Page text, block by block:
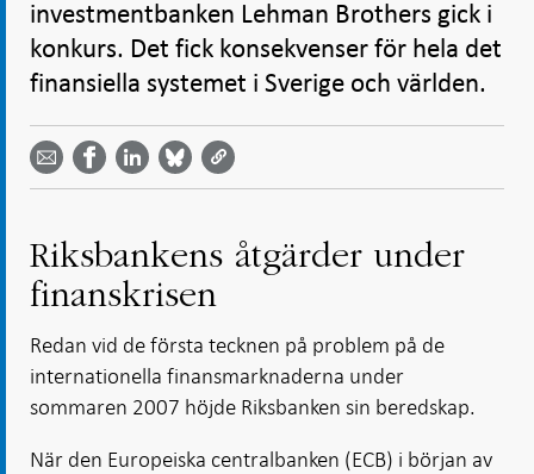
investmentbanken Lehman Brothers gick i
konkurs. Det fick konsekvenser för hela det
finansiella systemet i Sverige och världen.
Dela
email -
Öppnas
Dela på
Facebook
- Öppnas
Dela på
LinkedIn
-
Öppnas
på
Bluesky
-
på
Twitter
-
Riksbankens åtgärder under
finanskrisen
Redan vid de första tecknen på problem på de
internationella finansmarknaderna under
sommaren 2007 höjde Riksbanken sin beredskap.
När den Europeiska centralbanken (ECB) i början av